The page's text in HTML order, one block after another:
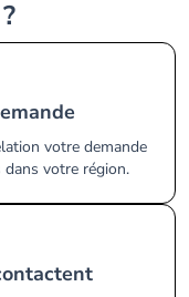
votre demande
dans votre région.